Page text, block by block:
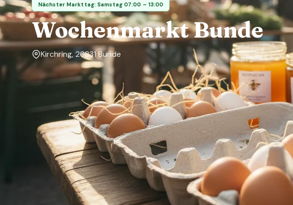
Nächster Markttag: Samstag 07:00 – 13:00
Wochenmarkt Bunde
Kirchring, 26831 Bunde
Markttage
Dienstag, Mittwoch, Donnerstag, Freitag, Samstag
Standort
Bunde